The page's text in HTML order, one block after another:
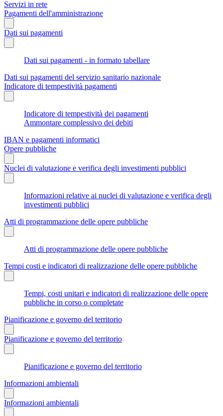
Servizi in rete
Pagamenti dell'amministrazione
Dati sui pagamenti
Dati sui pagamenti - in formato tabellare
Dati sui pagamenti del servizio sanitario nazionale
Indicatore di tempestività pagamenti
Indicatore di tempestività dei pagamenti
Ammontare complessivo dei debiti
IBAN e pagamenti informatici
Opere pubbliche
Nuclei di valutazione e verifica degli investimenti pubblici
Informazioni relative ai nuclei di valutazione e verifica degli
investimenti pubblici
Atti di programmazione delle opere pubbliche
Atti di programmazione delle opere pubbliche
Tempi costi e indicatori di realizzazione delle opere pubbliche
Tempi, costi unitari e indicatori di realizzazione delle opere
pubbliche in corso o completate
Pianificazione e governo del territorio
Pianificazione e governo del territorio
Pianificazione e governo del territorio
Informazioni ambientali
Informazioni ambientali